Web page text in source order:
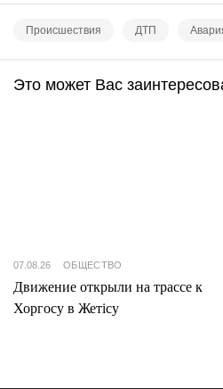
Происшествия ДТП
Это может Вас
07.08.26 ОБЩЕСТВО
Движение открыли на трассе к
Хоргосу в Жетісу